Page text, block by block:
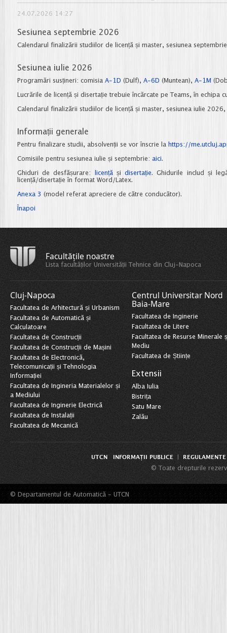
24.07.2026 14:27
Sesiunea septembrie 2026
Calendarul finalizării studiilor de licență și master, sesiunea
Sesiunea iulie 2026
Programări susțineri: comisia A-1D (Dulf), A-6D (Muntean), A-1M
Lucrările de licență și disertație trebuie încărcate pe Teams, în echipa
Calendarul finalizării studiilor de licență și master, sesiunea iulie
Informații generale
Pentru finalizare studii, absolvenții se vor înscrie la https://
Comisiile pentru sesiunea iulie și septembrie: aici.
Ghiduri de desfășurare: licență șidisertație. Ghidurile includ și
licență/disertație în format Word/Latex.
Anexa 3 (model referat apreciere de către conducător).
Înapoi
Facultățile noastre
Lista facultăților Universității Tehnice din Cluj-Napoca
Cluj-Napoca
Facultatea de Arhitectură și Urbanism
Facultatea de Automatică și
Calculatoare
Facultatea de Construcții
Facultatea de Construcții de Mașini
Facultatea de Electronică,
Telecomunicații și Tehnologia
Informației
Facultatea de Ingineria Materialelor și
a Mediului
Facultatea de Inginerie Electrică
Facultatea de Instalații
Facultatea de Mecanică
Centrul Universitar Nord
Baia-Mare
Facultatea de Inginerie
Facultatea de Litere
Facultatea de Resurse Minerale
Mediu
Facultatea de Științe
Extensii
Alba Iulia
Bistrița
Satu Mare
Zalău
UTCN INFORMAȚII PUBLICE
© Toate drepturile
© Departamentul de Automatică - UTCN